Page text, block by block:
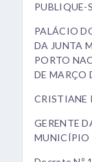
PUBLIQUE-
PALÁCIO
DA JUNTA
PORTO
DE MARÇO
CRISTIANE
GERENTE
MUNICÍPIO